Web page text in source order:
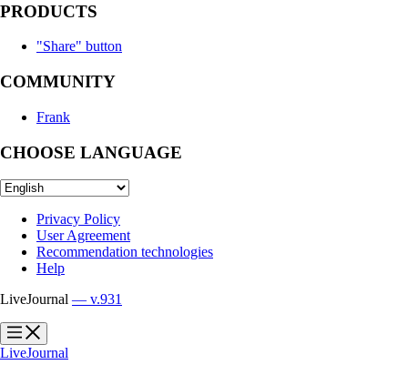
PRODUCTS
"Share" button
COMMUNITY
Frank
CHOOSE LANGUAGE
Privacy Policy
User Agreement
Recommendation technologies
Help
LiveJournal — v.931
?
?
LiveJournal